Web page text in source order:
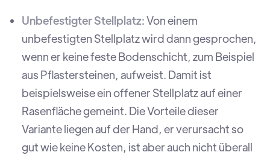
Unbefestigter Stellplatz:Von einem
unbefestigten Stellplatz wird dann gesprochen,
wenn er keine feste Bodenschicht, zum Beispiel
aus Pflastersteinen, aufweist. Damit ist
beispielsweise ein offener Stellplatz auf einer
Rasenfläche gemeint. Die Vorteile dieser
Variante liegen auf der Hand, er verursacht so
gut wie keine Kosten, ist aber auch nicht überall